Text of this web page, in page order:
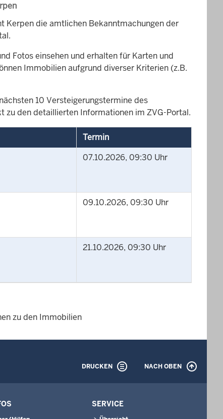
Kerpen die amtlichen Bekanntmachungen der
Fotos einsehen und erhalten für Karten und
Immobilien aufgrund diverser Kriterien (z.B.
10 Versteigerungstermine des
zu den detaillierten Informationen im ZVG-Portal.
Termin
07.10.2026, 09:30 Uhr
09.10.2026, 09:30 Uhr
21.10.2026, 09:30 Uhr
zu den Immobilien
DRUCKEN NACH OBEN
SERVICE